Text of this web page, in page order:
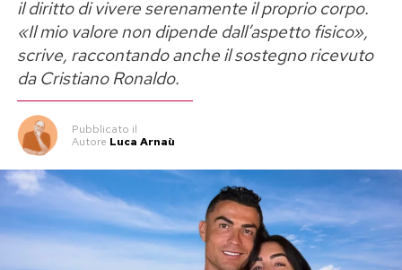
il diritto di vivere serenamente il proprio corpo.
«Il mio valore non dipende dall’aspetto fisico»,
scrive, raccontando anche il sostegno ricevuto
da Cristiano Ronaldo.
Pubblicato il
Autore Luca Arnaù